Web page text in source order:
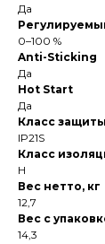
Да
0–100 %
Anti-Sticking
Да
Hot Start
Да
Класс защиты
IP21S
Класс
H
Вес нетто, кг
12,7
Вес с
14,3